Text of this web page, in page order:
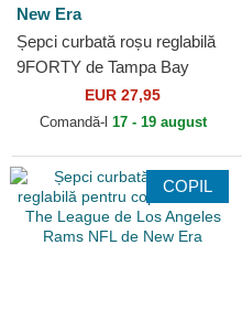
New Era
Șepci curbată roșu reglabilă
9FORTY de Tampa Bay
Buccaneers NFL de New Era
EUR 27,95
Comandă-l 17 - 19 august
COPIL